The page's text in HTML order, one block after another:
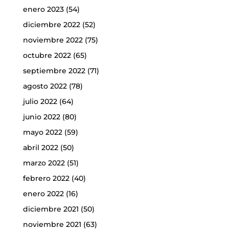
enero 2023(54)
diciembre 2022(52)
noviembre 2022(75)
octubre 2022(65)
septiembre 2022(71)
agosto 2022(78)
julio 2022(64)
junio 2022(80)
mayo 2022(59)
abril 2022(50)
marzo 2022(51)
febrero 2022(40)
enero 2022(16)
diciembre 2021 (50)
noviembre 2021 (63)